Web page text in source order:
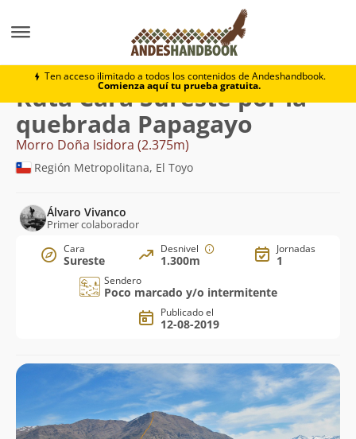
Ten acceso ilimitado a todos los contenidos de Andeshandbook.
Comienza aquí tu prueba gratuita.
Morro Doña Isidora Cara Sureste por la
Ruta Cara Sureste por la
quebrada Papagayo
Morro Doña Isidora (2.375m)
Región Metropolitana, El Toyo
Álvaro Vivanco
Primer colaborador
Cara
Sureste
Desnivel
1.300m
Jornadas
1
Sendero
Poco marcado y/o intermitente
Publicado el
12-08-2019